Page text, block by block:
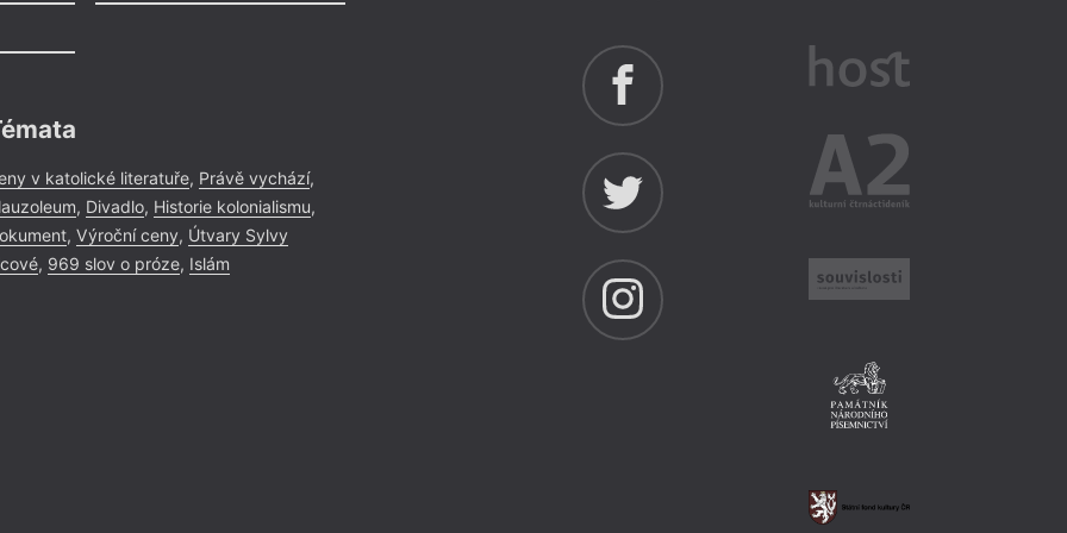
v katolické literatuře, Právě vychází,
, Divadlo, Historie kolonialismu,
, Výroční ceny, Útvary Sylvy
, 969 slov o próze, Islám